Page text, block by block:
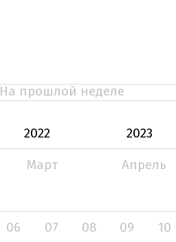
На прошлой неделе
2022 2023
Март Апрель
06 07 08 09 10